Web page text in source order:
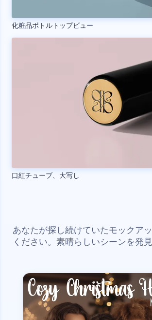
化粧品ボトルトップビュー
口紅チューブ、大写し
あなたが探し続けていたモックア
ください。素晴らしいシーンを発